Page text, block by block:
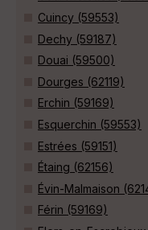
Cuincy (59553)
Dechy (59187)
Douai (59500)
Dourges (62119)
Erchin (59169)
Esquerchin (59553)
Estrées (59151)
Étaing (62156)
Évin-Malmaison
Férin (59169)